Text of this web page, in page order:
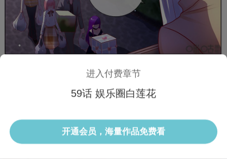
选集 当前话
进入付费章节
59话 娱乐圈白莲花
开通会员，海量作品免费看